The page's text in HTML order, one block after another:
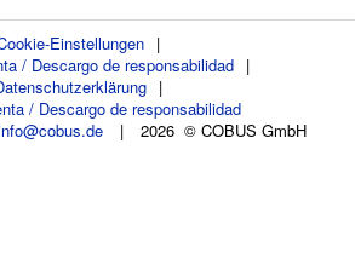
Einstellungen
|
/ Descargo de responsabilidad
|
|
/ Descargo de responsabilidad
| 2026 © COBUS GmbH